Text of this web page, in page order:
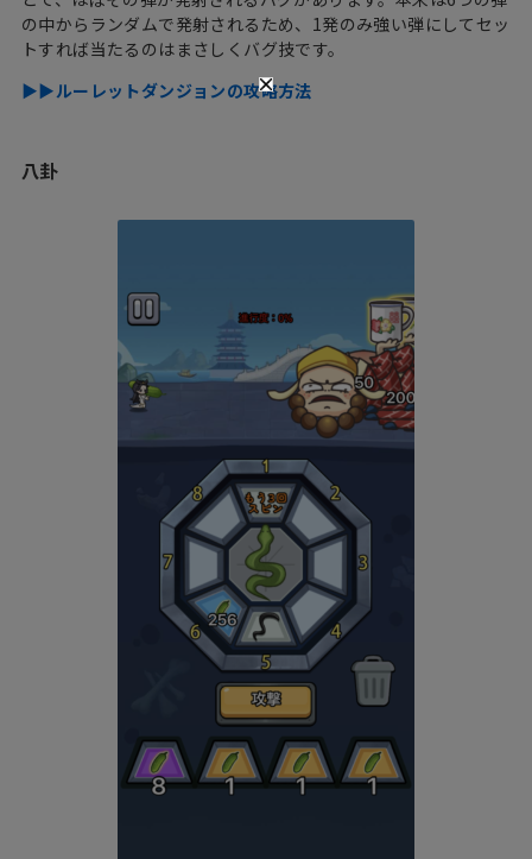
の中からランダムで発射されるため、1発のみ強い弾にしてセッ
トすれば当たるのはまさしくバグ技です。
▶︎▶︎ルーレットダンジョンの攻略方法
八卦